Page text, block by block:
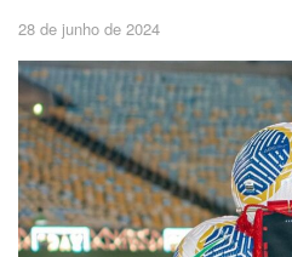
28 de junho de 2024